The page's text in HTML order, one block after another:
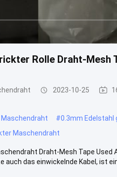
Rolle Draht-Mesh
2023-10-25
#0.3mm
Maschendraht
Draht-Mesh Tape Used
auch das einwickelnde Kabel, ist